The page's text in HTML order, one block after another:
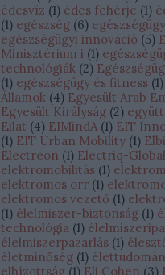
édesvíz (1) édes fehérje (1)
(1) egészség (6) egészségügy
egészségügyi innováció (5)
Minisztérium i (1)
technológiák (2)
(1) egészségügy és fitness (1)
Államok (4) Egyesült Arab
Egyesült Királyság (2)
Eilat (4) EIMindA (1) EIT
(1) EIT Urban Mobility (1)
Electreon (1) Electriq-Global
elektromobilitás (1)
elektromos orr (1)
elektromos vezető (1)
(1) élelmiszer-biztonság (1)
technológia (1)
élelmiszerpazarlás (1)
életminőség (1)
elhízottság (1) Eli Cohen (3)